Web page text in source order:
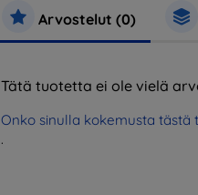
Arvostelut (0)
Tätä tuotetta ei ole vielä
Onko sinulla kokemusta tästä
.